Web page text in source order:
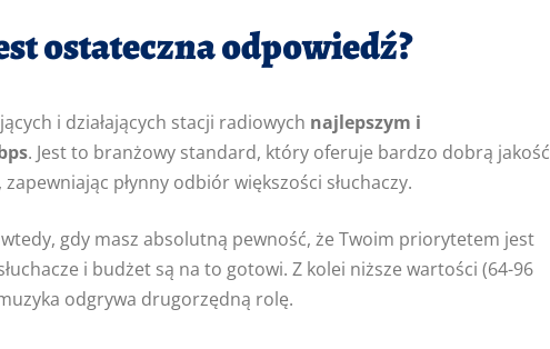
ostateczna odpowiedź?
i działających stacji radiowych najlepszym i
. Jest to branżowy standard, który oferuje bardzo dobrą jakość
płynny odbiór większości słuchaczy.
gdy masz absolutną pewność, że Twoim priorytetem jest
i budżet są na to gotowi. Z kolei niższe wartości (64-96
odgrywa drugorzędną rolę.